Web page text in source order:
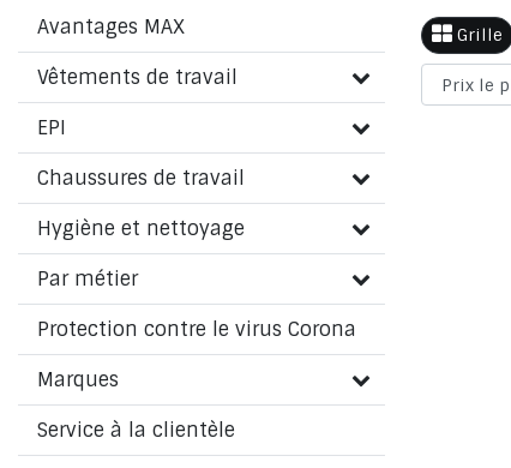
Avantages MAX
Vêtements de travail
EPI
Chaussures de travail
Hygiène et nettoyage
Par métier
Protection contre le virus Corona
Marques
Service à la clientèle
Grille